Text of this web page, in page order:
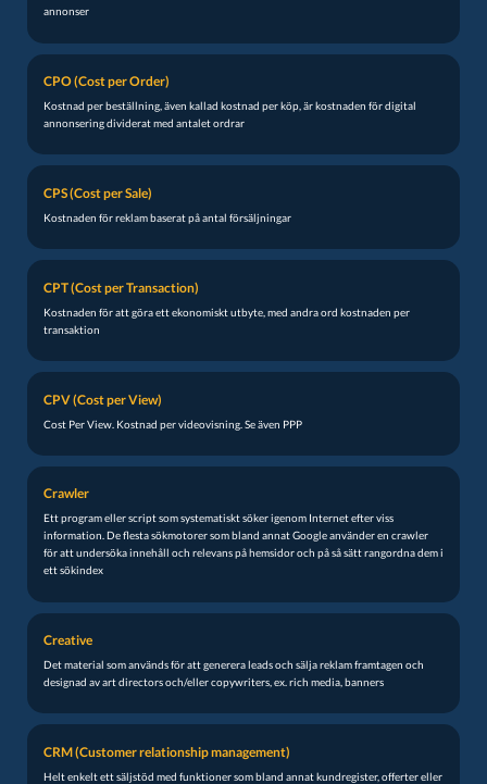
annonser
CPO (Cost per Order)
Kostnad per beställning, även kallad kostnad per köp, är kostnaden för digital
annonsering dividerat med antalet ordrar
CPS (Cost per Sale)
Kostnaden för reklam baserat på antal försäljningar
CPT (Cost per Transaction)
Kostnaden för att göra ett ekonomiskt utbyte, med andra ord kostnaden per
transaktion
CPV (Cost per View)
Cost Per View. Kostnad per videovisning. Se även PPP
Crawler
Ett program eller script som systematiskt söker igenom Internet efter viss
information. De flesta sökmotorer som bland annat Google använder en crawler
för att undersöka innehåll och relevans på hemsidor och på så sätt rangordna dem i
ett sökindex
Creative
Det material som används för att generera leads och sälja reklam framtagen och
designad av art directors och/eller copywriters, ex. rich media, banners
CRM (Customer relationship management)
Helt enkelt ett säljstöd med funktioner som bland annat kundregister, offerter eller